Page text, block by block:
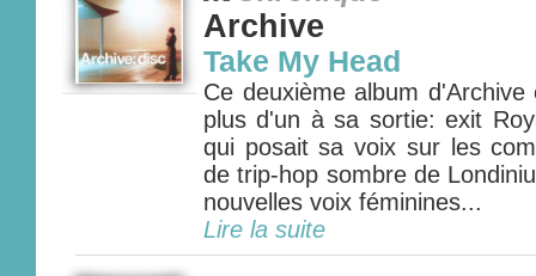
Archive
Take My Head
Ce deuxième album
plus d'un à sa sortie: exit
qui posait sa voix sur les
de trip-hop sombre de
nouvelles voix féminines...
Lire la suite